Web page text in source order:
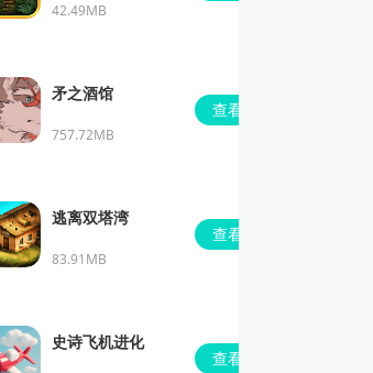
42.49MB
矛之酒馆
757.72MB
查看
逃离双塔湾
83.91MB
查看
史诗飞机进化
查看